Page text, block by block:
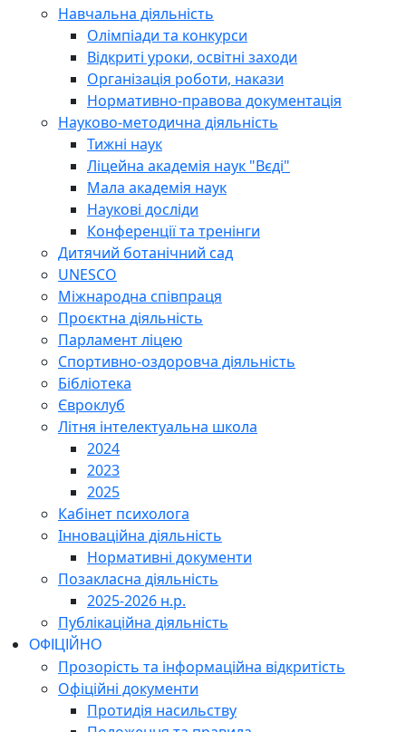
Навчальна діяльність
Олімпіади та конкурси
Відкриті уроки, освітні заходи
Організація роботи, накази
Нормативно-правова документація
Науково-методична діяльність
Тижні наук
Ліцейна академія наук "Вєді"
Мала академія наук
Наукові досліди
Конференції та тренінги
Дитячий ботанічний сад
UNESCO
Міжнародна співпраця
Проєктна діяльність
Парламент ліцею
Спортивно-оздоровча діяльність
Бібліотека
Євроклуб
Літня інтелектуальна школа
2024
2023
2025
Кабінет психолога
Інноваційна діяльність
Нормативні документи
Позакласна діяльність
2025-2026 н.р.
Публікаційна діяльність
ОФІЦІЙНО
Прозорість та інформаційна відкритість
Офіційні документи
Протидія насильству